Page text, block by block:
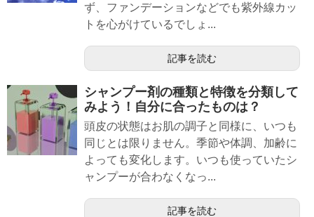
ず、ファンデーションなどでも紫外線カッ
トを心がけているでしょ...
記事を読む
シャンプー剤の種類と特徴を分類して
みよう！自分に合ったものは？
頭皮の状態はお肌の調子と同様に、いつも
同じとは限りません。季節や体調、加齢に
よっても変化します。いつも使っていたシ
ャンプーが合わなくなっ...
記事を読む